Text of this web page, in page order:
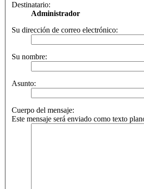
Destinatario:
Administrador
Su dirección de correo electrónico:
Su nombre:
Asunto:
Cuerpo del mensaje:
Este mensaje será enviado como texto